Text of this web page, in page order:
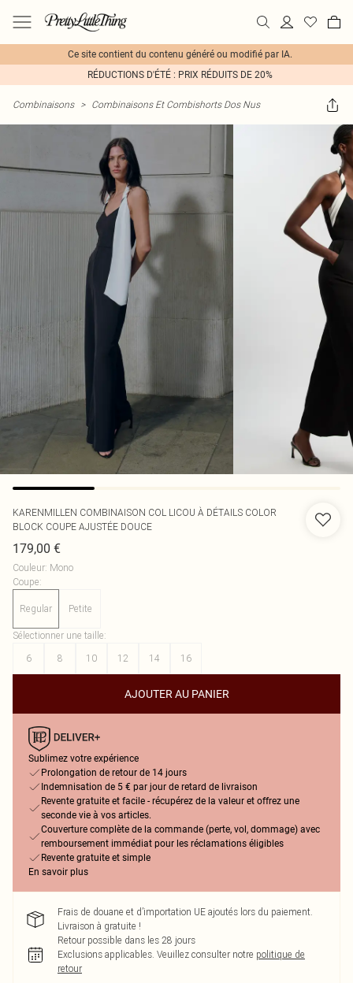
Ce site contient du contenu généré ou modifié par IA.
RÉDUCTIONS D'ÉTÉ : PRIX RÉDUITS DE 20%
Combinaisons > Combinaisons Et Combishorts Dos Nus
KARENMILLEN COMBINAISON COL LICOU À DÉTAILS COLOR
BLOCK COUPE AJUSTÉE DOUCE
179,00 €
Couleur: Mono
Coupe:
Regular Petite
Sélectionner une taille:
6
8 10 12 14 16
AJOUTER AU PANIER
Sublimez votre expérience
Prolongation de retour de 14 jours
Indemnisation de 5 € par jour de retard de livraison
Revente gratuite et facile - récupérez de la valeur et offrez une
seconde vie à vos articles.
Couverture complète de la commande (perte, vol, dommage) avec
remboursement immédiat pour les réclamations éligibles
Revente gratuite et simple
En savoir plus
Frais de douane et d’importation UE ajoutés lors du paiement.
Livraison à gratuite !
Retour possible dans les 28 jours
Exclusions applicables. Veuillez consulter notre politique de
retour